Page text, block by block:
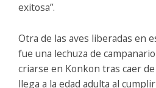
exitosa”.
Otra de las aves liberadas en
fue una lechuza de
criarse en Konkon tras caer
llega a la edad adulta al